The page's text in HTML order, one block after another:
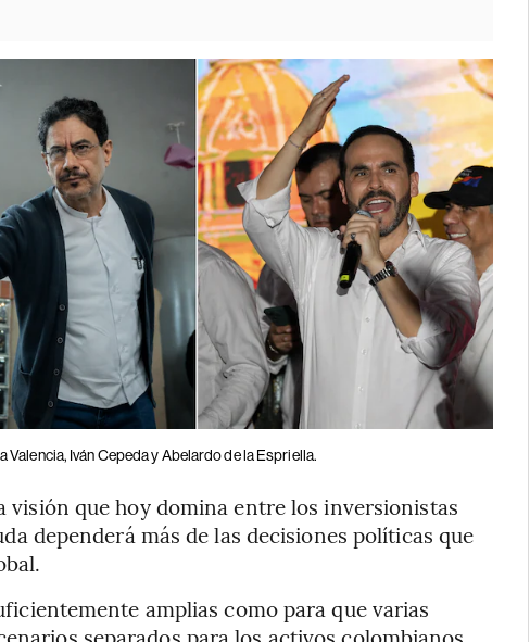
Iván Cepeda y Abelardo de la Espriella.
visión que hoy domina entre los inversionistas
dependerá más de las decisiones políticas que
amplias como para que varias